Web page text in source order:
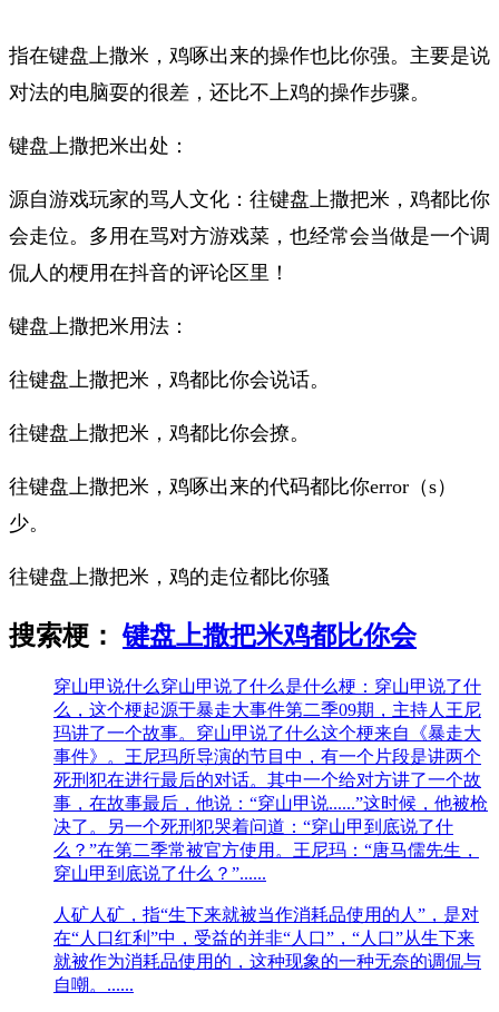
指在键盘上撒米，鸡啄出来的操作也比你强。主要是说
对法的电脑耍的很差，还比不上鸡的操作步骤。
键盘上撒把米出处：
源自游戏玩家的骂人文化：往键盘上撒把米，鸡都比你
会走位。多用在骂对方游戏菜，也经常会当做是一个调
侃人的梗用在抖音的评论区里！
键盘上撒把米用法：
往键盘上撒把米，鸡都比你会说话。
往键盘上撒把米，鸡都比你会撩。
往键盘上撒把米，鸡啄出来的代码都比你error（s）
少。
往键盘上撒把米，鸡的走位都比你骚
搜索梗：键盘上撒把米鸡都比你会
穿山甲说什么穿山甲说了什么是什么梗：穿山甲说了什
么，这个梗起源于暴走大事件第二季09期，主持人王尼
玛讲了一个故事。穿山甲说了什么这个梗来自《暴走大
事件》。王尼玛所导演的节目中，有一个片段是讲两个
死刑犯在进行最后的对话。其中一个给对方讲了一个故
事，在故事最后，他说：“穿山甲说......”这时候，他被枪
决了。另一个死刑犯哭着问道：“穿山甲到底说了什
么？”在第二季常被官方使用。王尼玛：“唐马儒先生，
穿山甲到底说了什么？”......
人矿人矿，指“生下来就被当作消耗品使用的人”，是对
在“人口红利”中，受益的并非“人口”，“人口”从生下来
就被作为消耗品使用的，这种现象的一种无奈的调侃与
自嘲。......